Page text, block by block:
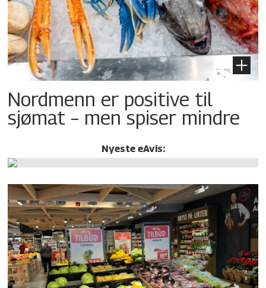
Nordmenn er positive til
sjømat – men spiser mindre
Nyeste eAvis: